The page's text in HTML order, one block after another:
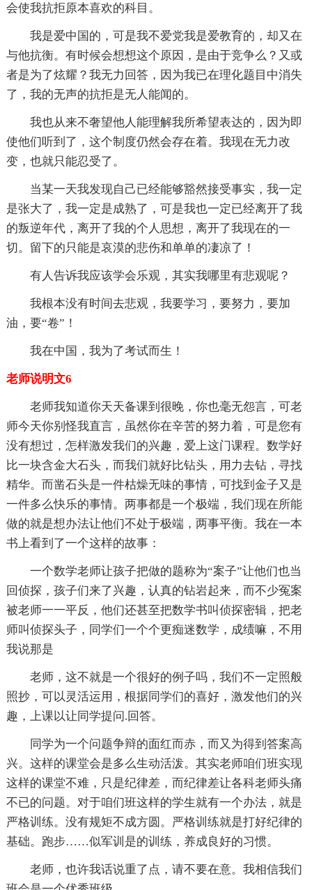
会使我抗拒原本喜欢的科目。
我是爱中国的，可是我不爱党我是爱教育的，却又在
与他抗衡。有时候会想想这个原因，是由于竞争么？又或
者是为了炫耀？我无力回答，因为我已在理化题目中消失
了，我的无声的抗拒是无人能闻的。
我也从来不奢望他人能理解我所希望表达的，因为即
使他们听到了，这个制度仍然会存在着。我现在无力改
变，也就只能忍受了。
当某一天我发现自己已经能够豁然接受事实，我一定
是张大了，我一定是成熟了，可是我也一定已经离开了我
的叛逆年代，离开了我的个人思想，离开了我现在的一
切。留下的只能是哀漠的悲伤和单单的凄凉了！
有人告诉我应该学会乐观，其实我哪里有悲观呢？
我根本没有时间去悲观，我要学习，要努力，要加
油，要“卷”！
我在中国，我为了考试而生！
老师说明文6
老师我知道你天天备课到很晚，你也毫无怨言，可老
师今天你别怪我直言，虽然你在辛苦的努力着，可是您有
没有想过，怎样激发我们的兴趣，爱上这门课程。数学好
比一块含金大石头，而我们就好比钻头，用力去钻，寻找
精华。而凿石头是一件枯燥无味的事情，可找到金子又是
一件多么快乐的事情。两事都是一个极端，我们现在所能
做的就是想办法让他们不处于极端，两事平衡。我在一本
书上看到了一个这样的故事：
一个数学老师让孩子把做的题称为“案子”让他们也当
回侦探，孩子们来了兴趣，认真的钻岩起来，而不少冤案
被老师一一平反，他们还甚至把数学书叫侦探密辑，把老
师叫侦探头子，同学们一个个更痴迷数学，成绩嘛，不用
我说那是
老师，这不就是一个很好的例子吗，我们不一定照般
照抄，可以灵活运用，根据同学们的喜好，激发他们的兴
趣，上课以让同学提问.回答。
同学为一个问题争辩的面红而赤，而又为得到答案高
兴。这样的课堂会是多么生动活泼。其实老师咱们班实现
这样的课堂不难，只是纪律差，而纪律差让各科老师头痛
不已的问题。对于咱们班这样的学生就有一个办法，就是
严格训练。没有规矩不成方圆。严格训练就是打好纪律的
基础。跑步……似军训是的训练，养成良好的习惯。
老师，也许我话说重了点，请不要在意。我相信我们